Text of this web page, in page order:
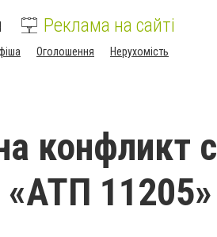
Реклама на сайті
Оголошення Нерухомість
конфликт с
11205»